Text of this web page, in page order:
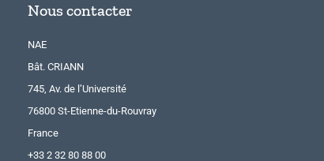
Nous contacter
NAE
Bât. CRIANN
745, Av. de l’Université
76800 St-Etienne-du-Rouvray
France
+33 2 32 80 88 00